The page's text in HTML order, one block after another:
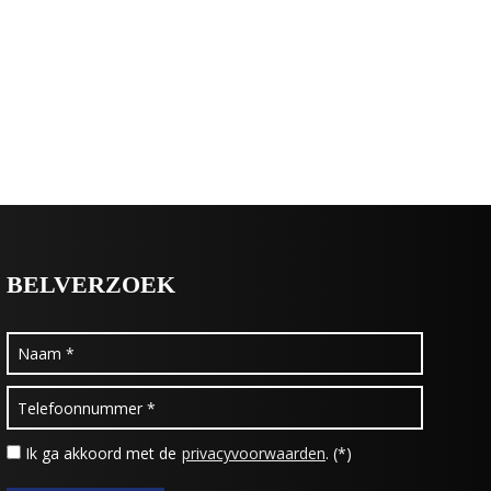
BELVERZOEK
Ik ga akkoord met de privacyvoorwaarden. (*)